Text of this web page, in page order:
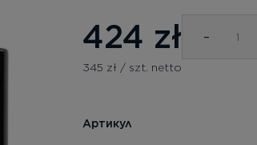
424 zł -
345 zł / szt. netto
Артикул